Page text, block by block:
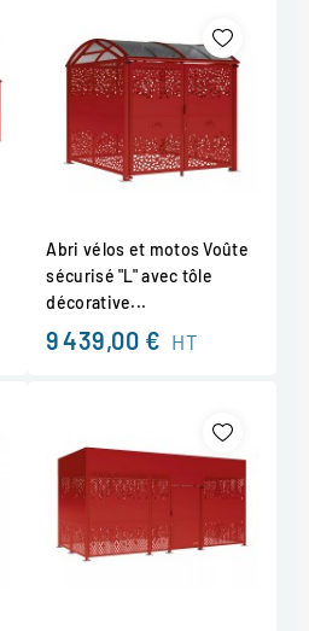
Abri vélos et motos Voûte
sécurisé "L" avec tôle
décorative...
9 439,00 € HT